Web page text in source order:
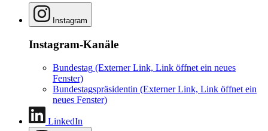
Instagram
Instagram-Kanäle
Bundestag (Externer Link, Link öffnet ein neues
Fenster)
Bundestagspräsidentin (Externer Link, Link öffnet ein
neues Fenster)
LinkedIn